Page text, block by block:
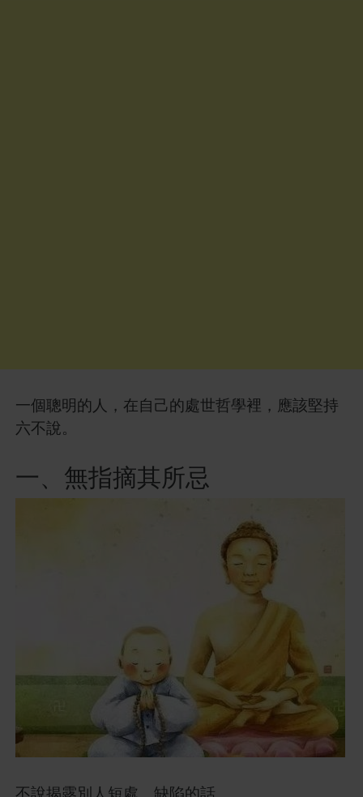
一個聰明的人，在自己的處世哲學裡，應該堅持
六不說。
一、無指摘其所忌
不說揭露別人短處、缺陷的話